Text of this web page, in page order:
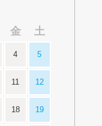
金 土
4 5
11 12
18 19